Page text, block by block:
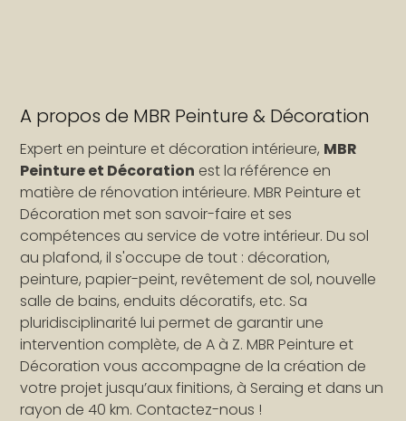
A propos de MBR Peinture & Décoration
Expert en peinture et décoration intérieure, MBR
Peinture et Décoration est la référence en
matière de rénovation intérieure. MBR Peinture et
Décoration met son savoir-faire et ses
compétences au service de votre intérieur. Du sol
au plafond, il s'occupe de tout : décoration,
peinture, papier-peint, revêtement de sol, nouvelle
salle de bains, enduits décoratifs, etc. Sa
pluridisciplinarité lui permet de garantir une
intervention complète, de A à Z. MBR Peinture et
Décoration vous accompagne de la création de
votre projet jusqu’aux finitions, à Seraing et dans un
rayon de 40 km. Contactez-nous !